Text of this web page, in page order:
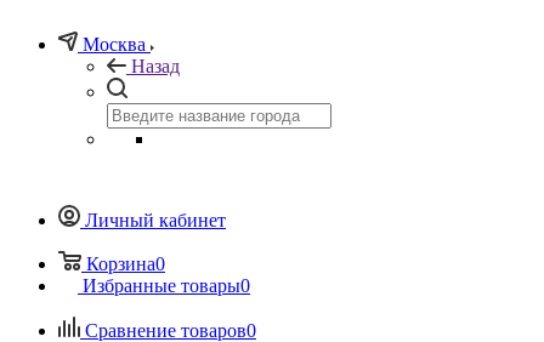
Москва
Назад
Личный кабинет
Корзина0
Избранные товары0
Сравнение товаров0